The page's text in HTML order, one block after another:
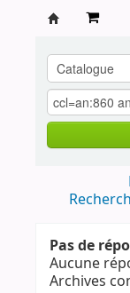
Pas de
Aucune
Archives